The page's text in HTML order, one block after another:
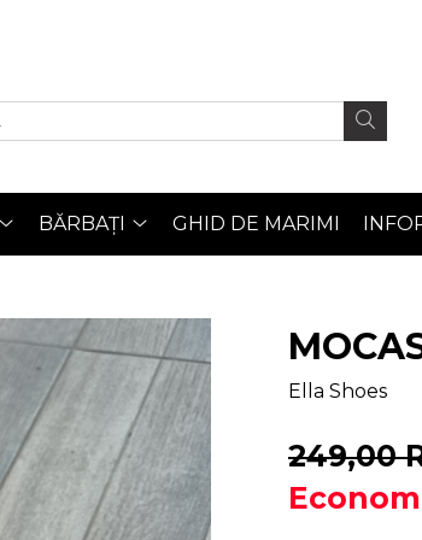
BĂRBAȚI GHID DE MARIMI
Ella Shoes
249,00